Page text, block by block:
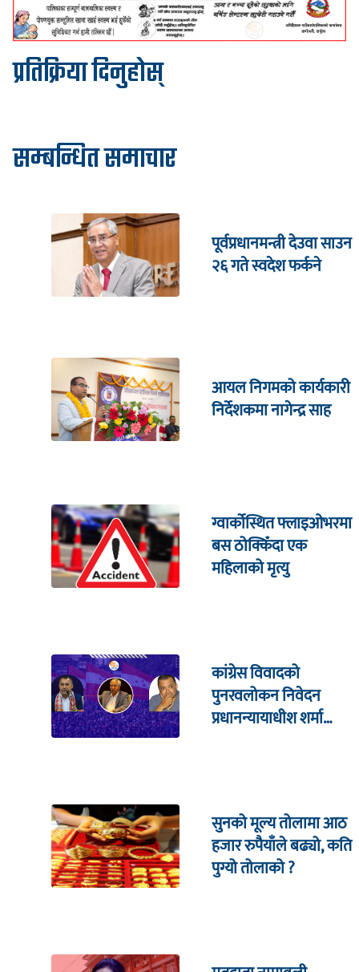
प्रतिक्रिया दिनुहोस्
सम्बन्धित समाचार
पूर्वप्रधानमन्त्री देउवा साउन
२६ गते स्वदेश फर्कने
आयल निगमको कार्यकारी
निर्देशकमा नागेन्द्र साह
ग्वार्कोस्थित फ्लाइओभरमा
बस ठोक्किँदा एक
महिलाको मृत्यु
कांग्रेस विवादको
पुनरवलोकन निवेदन
प्रधानन्यायाधीश शर्मा
सुनको मूल्य तोलामा आठ
हजार रुपैयाँले बढ्यो, कति
पुग्यो तोलाको ?